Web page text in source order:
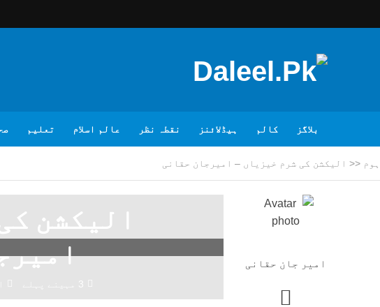
بلاگز کالم ہیڈلائنز نقطہ نظر عالم اسلام تعلیم
ہوم << الیکشن کی شرم خیزیاں – امیرجان حقانی
امیر جان حقانی
الیکشن
3 مہینے پہلے